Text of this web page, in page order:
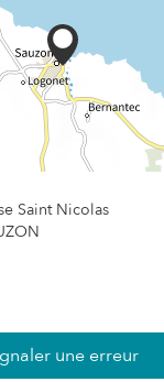
Saint Nicolas
une erreur